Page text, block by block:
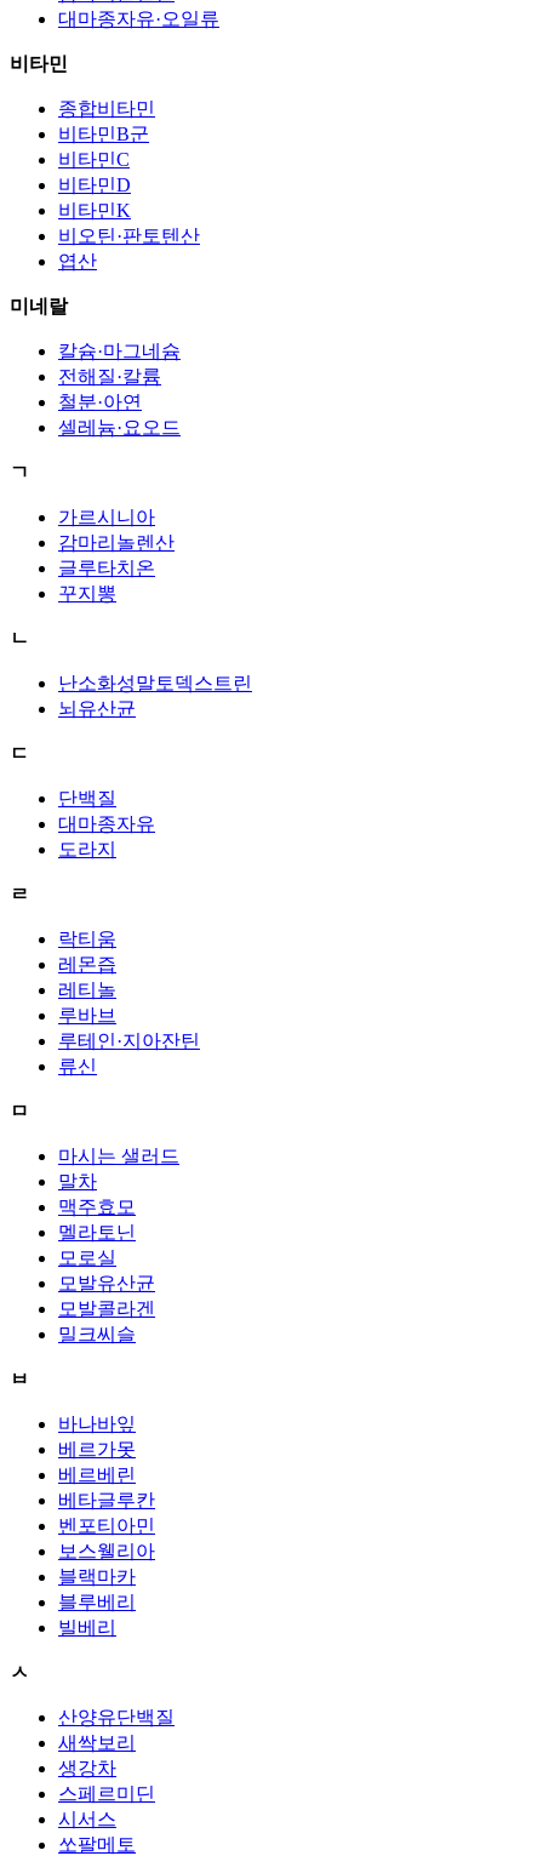
대마종자유·오일류
비타민
종합비타민
비타민B군
비타민C
비타민D
비타민K
비오틴·판토텐산
엽산
미네랄
칼슘·마그네슘
전해질·칼륨
철분·아연
셀레늄·요오드
ㄱ
가르시니아
감마리놀렌산
글루타치온
꾸지뽕
ㄴ
난소화성말토덱스트린
뇌유산균
ㄷ
단백질
대마종자유
도라지
ㄹ
락티움
레몬즙
레티놀
루바브
루테인·지아잔틴
류신
ㅁ
마시는 샐러드
말차
맥주효모
멜라토닌
모로실
모발유산균
모발콜라겐
밀크씨슬
ㅂ
바나바잎
베르가못
베르베린
베타글루칸
벤포티아민
보스웰리아
블랙마카
블루베리
빌베리
ㅅ
산양유단백질
새싹보리
생강차
스페르미딘
시서스
쏘팔메토